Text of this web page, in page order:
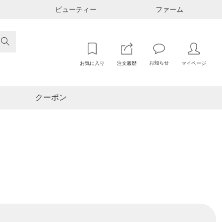
ビューティー ファーム

お気に入り 注文履歴 お知らせ マイページ
クーポン